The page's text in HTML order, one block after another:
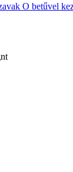
O betűvel